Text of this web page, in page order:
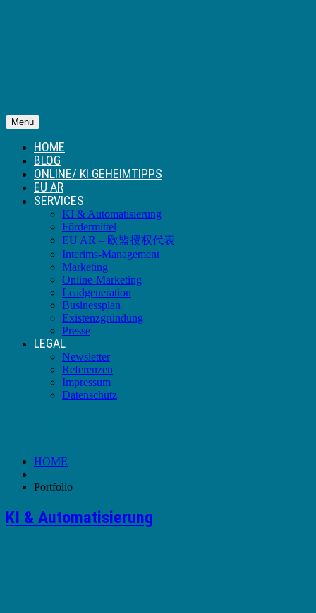
Menü
HOME
BLOG
ONLINE/ KI GEHEIMTIPPS
EU AR
SERVICES
KI & Automatisierung
Fördermittel
EU AR – 欧盟授权代表
Interims-Management
Marketing
Online-Marketing
Leadgeneration
Businessplan
Existenzgründung
Presse
LEGAL
Newsletter
Referenzen
Impressum
Datenschutz
HOME
Portfolio
KI & Automatisierung